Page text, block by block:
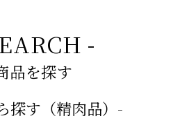
-
品を探す
探す（精肉品）-